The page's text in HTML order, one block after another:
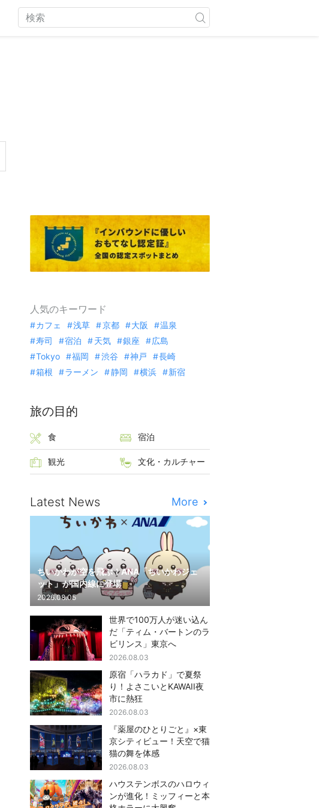
人気のキーワード
カフェ 浅草 京都 大阪
温泉
寿司
宿泊 天気 銀座
広島
Tokyo
福岡 渋谷 神戸
長崎
箱根
ラーメン 静岡 横浜 新宿
旅の目的
食 宿泊
観光 文化・カルチャー
Latest News More
ちいかわが空を飛ぶ！ANA「ちいかわジェ
ット」が国内線に登場
2026.08.05
世界で100万人が迷い込ん
だ「ティム・バートンのラ
ビリンス」東京へ
2026.08.03
原宿「ハラカド」で夏祭
り！よさこいとKAWAII夜
市に熱狂
2026.08.03
『薬屋のひとりごと』×東
京シティビュー！天空で猫
猫の舞を体感
2026.08.03
ハウステンボスのハロウィ
ンが進化！ミッフィーと本